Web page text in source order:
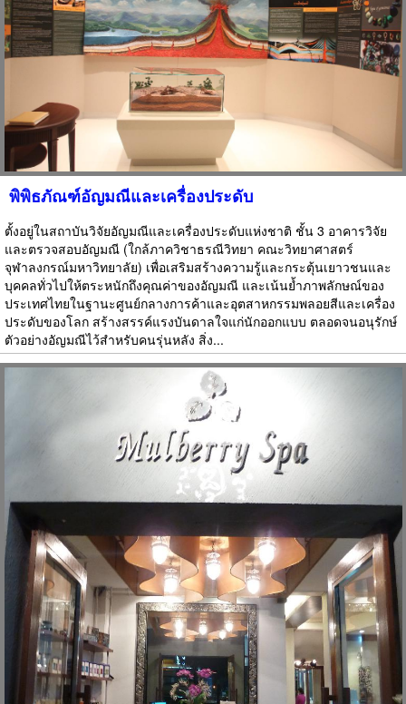
พิพิธภัณฑ์อัญมณีและเครื่องประดับ
ตั้งอยู่ในสถาบันวิจัยอัญมณีและเครื่องประดับแห่งชาติ ชั้น 3 อาคารวิจัย
และตรวจสอบอัญมณี (ใกล้ภาควิชาธรณีวิทยา คณะวิทยาศาสตร์
จุฬาลงกรณ์มหาวิทยาลัย) เพื่อเสริมสร้างความรู้และกระตุ้นเยาวชนและ
บุคคลทั่วไปให้ตระหนักถึงคุณค่าของอัญมณี และเน้นย้ำภาพลักษณ์ของ
ประเทศไทยในฐานะศูนย์กลางการค้าและอุตสาหกรรมพลอยสีและเครื่อง
ประดับของโลก สร้างสรรค์แรงบันดาลใจแก่นักออกแบบ ตลอดจนอนุรักษ์
ตัวอย่างอัญมณีไว้สำหรับคนรุ่นหลัง สิ่ง...